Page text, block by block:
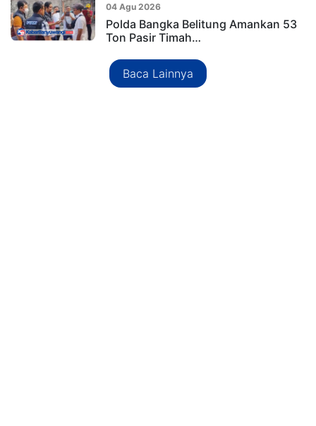
04 Agu 2026
Polda Bangka Belitung Amankan 53
Ton Pasir Timah…
Baca Lainnya